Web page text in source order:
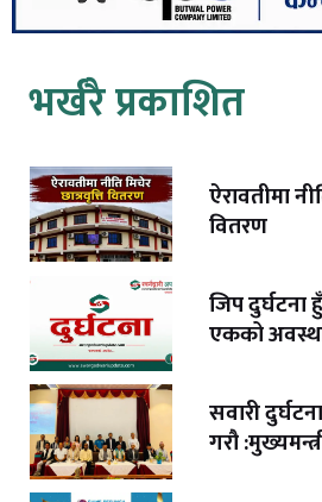
भर्खरै प्रकाशित
ऐरावतीमा
वितरण
जिप दुर्घटना
एकको
सवारी
गरौ